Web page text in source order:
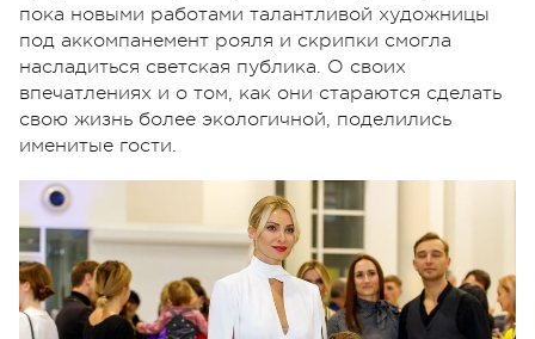
пока новыми работами талантливой художницы
под аккомпанемент рояля и скрипки смогла
насладиться светская публика. О своих
впечатлениях и о том, как они стараются сделать
свою жизнь более экологичной, поделились
именитые гости.